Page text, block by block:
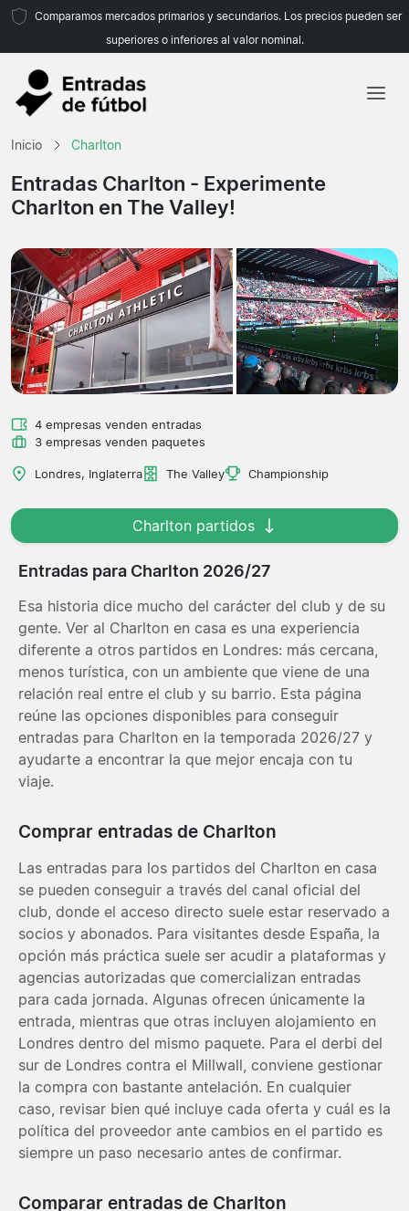
Comparamos mercados primarios y secundarios. Los precios pueden ser
superiores o inferiores al valor nominal.
Equipos
Ligas
Inicio Charlton
Entradas Charlton - Experimente
Charlton en The Valley!
4 empresas venden entradas
3 empresas venden paquetes
Londres, Inglaterra The Valley Championship
Charlton partidos
Entradas para Charlton 2026/27
Esa historia dice mucho del carácter del club y de su
gente. Ver al Charlton en casa es una experiencia
diferente a otros partidos en Londres: más cercana,
menos turística, con un ambiente que viene de una
relación real entre el club y su barrio. Esta página
reúne las opciones disponibles para conseguir
entradas para Charlton en la temporada 2026/27 y
ayudarte a encontrar la que mejor encaja con tu
viaje.
Comprar entradas de Charlton
Las entradas para los partidos del Charlton en casa
se pueden conseguir a través del canal oficial del
club, donde el acceso directo suele estar reservado a
socios y abonados. Para visitantes desde España, la
opción más práctica suele ser acudir a plataformas y
agencias autorizadas que comercializan entradas
para cada jornada. Algunas ofrecen únicamente la
entrada, mientras que otras incluyen alojamiento en
Londres dentro del mismo paquete. Para el derbi del
sur de Londres contra el Millwall, conviene gestionar
la compra con bastante antelación. En cualquier
caso, revisar bien qué incluye cada oferta y cuál es la
política del proveedor ante cambios en el partido es
siempre un paso necesario antes de confirmar.
Comparar entradas de Charlton